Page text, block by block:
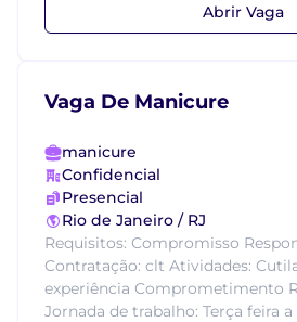
Abrir Vaga
Vaga De Manicure
manicure
Confidencial
Presencial
Rio de Janeiro / RJ
Requisitos: Compromisso
Contratação: clt Atividades:
experiência Comprometimento
Jornada de trabalho: Terça feira a